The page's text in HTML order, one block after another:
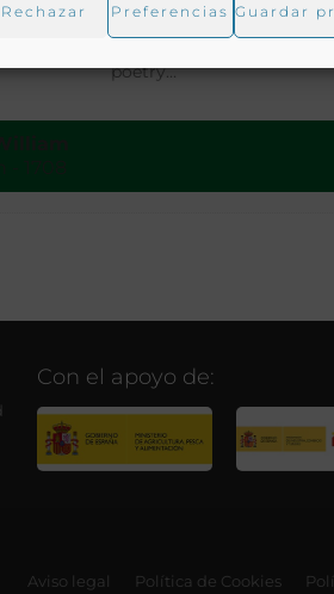
Rechazar Preferencias Guardar
poetry…
Con el apoyo de:
Aviso legal Política de Cookies